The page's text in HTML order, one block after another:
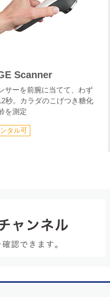
Scanner
サーを前腕に当てて、わず
秒。カラダのこげつき糖化
を測定
タル可